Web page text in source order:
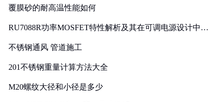
覆膜砂的耐高温性能如何
RU7088R功率MOSFET特性解析及其在可调电源设计中的
不锈钢通风 管道施工
201不锈钢重量计算方法大全
M20螺纹大径和小径是多少